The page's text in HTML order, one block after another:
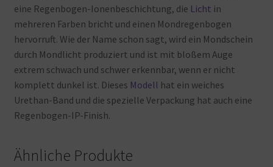
eine Regenbogen-Ionenbeschichtung, die Licht in
mehreren Farben bricht und einen Mondregenbogen
hervorruft. Wie der Name schon sagt, wird ein Mondschein
durch Mondlicht produziert und ist mit bloßem Auge
extrem schwach und schwer erkennbar, wenn er nicht
komplett dunkel ist. Dieses Modell hat ein weiches
Urethan-Band und die spezielle Verpackung hat auch eine
Regenbogen-IP-Finish.
Ähnliche Produkte